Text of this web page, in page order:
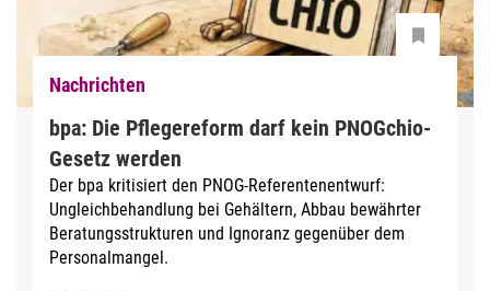
Nachrichten
bpa: Die Pflegereform darf kein PNOGchio-
Gesetz werden
Der bpa kritisiert den PNOG-Referentenentwurf:
Ungleichbehandlung bei Gehältern, Abbau bewährter
Beratungsstrukturen und Ignoranz gegenüber dem
Personalmangel.